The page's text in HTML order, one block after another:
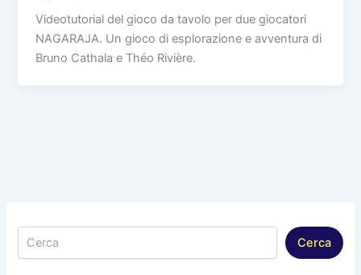
Videotutorial del gioco da tavolo per due giocatori
NAGARAJA. Un gioco di esplorazione e avventura di
Bruno Cathala e Théo Rivière.
Cerca
Cerca